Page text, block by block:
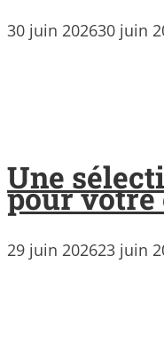
30 juin 202630 juin
Une
pour votre
29 juin 202623 juin